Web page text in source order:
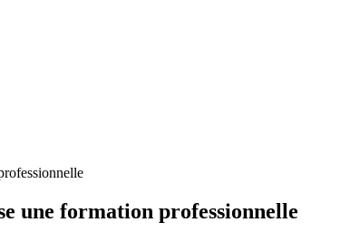
une formation professionnelle